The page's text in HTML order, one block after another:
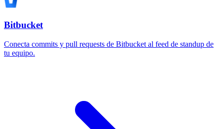
Bitbucket
Conecta commits y pull requests de Bitbucket al feed de standup de
tu equipo.